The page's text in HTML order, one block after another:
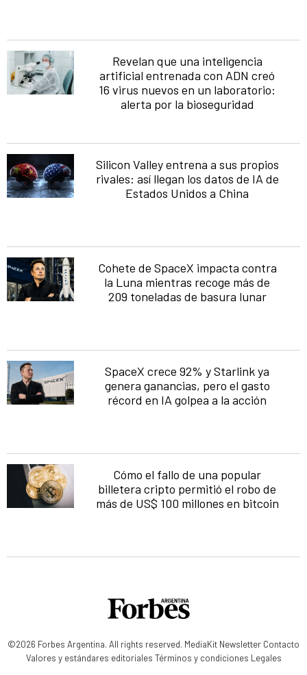
Revelan que una inteligencia
artificial entrenada con ADN creó
16 virus nuevos en un laboratorio:
alerta por la bioseguridad
Silicon Valley entrena a sus propios
rivales: así llegan los datos de IA de
Estados Unidos a China
Cohete de SpaceX impacta contra
la Luna mientras recoge más de
209 toneladas de basura lunar
SpaceX crece 92% y Starlink ya
genera ganancias, pero el gasto
récord en IA golpea a la acción
Cómo el fallo de una popular
billetera cripto permitió el robo de
más de US$ 100 millones en bitcoin
©2026 Forbes Argentina. All rights reserved. MediaKit Newsletter Contacto
Valores y estándares editoriales Términos y condiciones Legales